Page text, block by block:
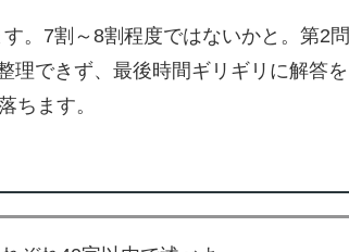
。7割～8割程度ではないかと。第2問
理できず、最後時間ギリギリに解答を
ちます。